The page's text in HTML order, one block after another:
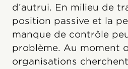
d’autrui. En milieu de
position passive et la
manque de contrôle
problème. Au moment
organisations